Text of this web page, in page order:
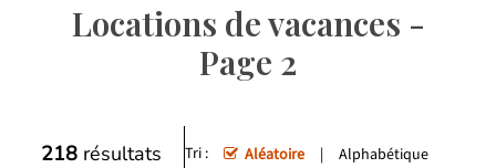
Locations de vacances -
Page 2
218 résultats Tri : Aléatoire Alphabétique